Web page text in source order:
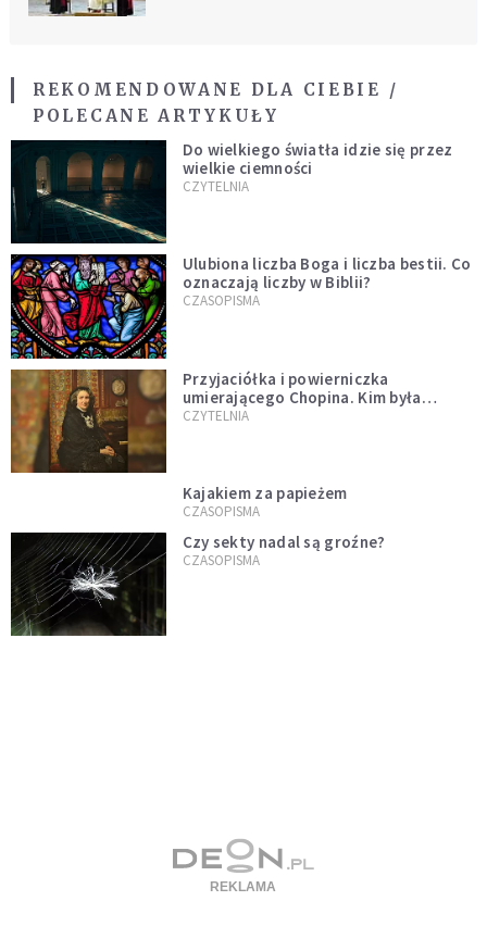
REKOMENDOWANE DLA CIEBIE /
POLECANE ARTYKUŁY
Do wielkiego światła idzie się przez
wielkie ciemności
CZYTELNIA
Ulubiona liczba Boga i liczba bestii. Co
oznaczają liczby w Biblii?
CZASOPISMA
Przyjaciółka i powierniczka
umierającego Chopina. Kim była
Marcelina Czartoryska?
CZYTELNIA
Kajakiem za papieżem
CZASOPISMA
Czy sekty nadal są groźne?
CZASOPISMA